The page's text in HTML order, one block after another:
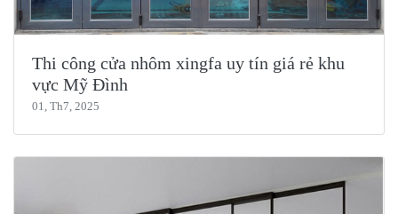
Thi công cửa nhôm xingfa uy tín giá rẻ khu
vực Mỹ Đình
01, Th7, 2025